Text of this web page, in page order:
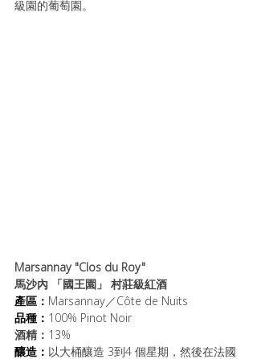
級園的葡萄園。
Marsannay "Clos du Roy"
馬沙內 「國王園」 村莊級紅酒
產區： Marsannay／Côte de Nuits
品種： 100% Pinot Noir
酒精： 13%
釀造： 以大桶釀造 3到4 個星期，然後在法國